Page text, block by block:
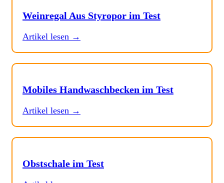
Weinregal Aus Styropor im Test
Artikel lesen →
Mobiles Handwaschbecken im Test
Artikel lesen →
Obstschale im Test